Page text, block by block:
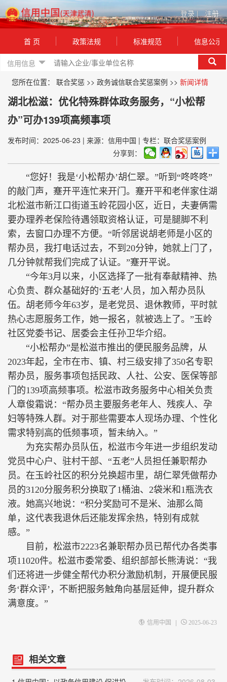
登录| 注册
首 页 政策法规 标准规范 信息公示
信用信息
您所在位置： 联合奖惩 >> 政务诚信联合奖惩案例 >> 新闻详情
湖北松滋：优化特殊群体政务服务，“小松帮
办”可办139项高频事项
发布时间：2025-06-23 | 来源：信用中国 | 专栏：联合奖惩案例
分享到：
“您好！我是‘小松帮办’胡仁翠。”听到“咚咚咚”
的敲门声，蹇开平连忙来开门。蹇开平和老伴家住湖
北松滋市新江口街道玉岭花园小区，近日，夫妻俩需
要办理养老保险待遇领取资格认证，可是腿脚不利
索，去窗口办理不方便。“听邻居说胡老师是小区的
帮办员，我打电话过去，不到20分钟，她就上门了，
几分钟就帮我们完成了认证。”蹇开平说。
“今年3月以来，小区选择了一批有奉献精神、热
心负责、群众基础好的‘五老’人员，加入帮办员队
伍。胡老师今年63岁，是老党员、退休教师，平时就
热心志愿服务工作，她一报名，就被选上了。”玉岭
社区党委书记、居委会主任孙卫华介绍。
“小松帮办”是松滋市推出的便民服务品牌，从
2023年起，全市在市、镇、村三级安排了350名专职
帮办员，服务事项包括民政、人社、公安、医保等部
门的139项高频事项。松滋市政务服务中心相关负责
人章俊霜说：“帮办员主要服务老年人、残疾人、孕
妇等特殊人群。对于那些需要本人现场办理、个性化
需求特别高的低频事项，暂未纳入。”
为充实帮办员队伍，松滋市今年进一步组织发动
党员中心户、驻村干部、“五老”人员担任兼职帮办
员。在玉岭社区的积分兑换超市里，胡仁翠凭做帮办
员的3120分服务积分换取了1桶油、2袋米和1瓶洗衣
液。她高兴地说：“积分奖励可不是米、油那么简
单，这代表我退休后还能发挥余热，特别有成就
感。”
目前，松滋市2223名兼职帮办员已帮代办各类事
项11020件。松滋市委常委、组织部部长熊涛说：“我
们还将进一步健全帮代办积分激励机制，开展便民服
务‘群众评’，不断把服务触角向基层延伸，提升群众
满意度。”
信用中国 | 2025-06-23
相关文章